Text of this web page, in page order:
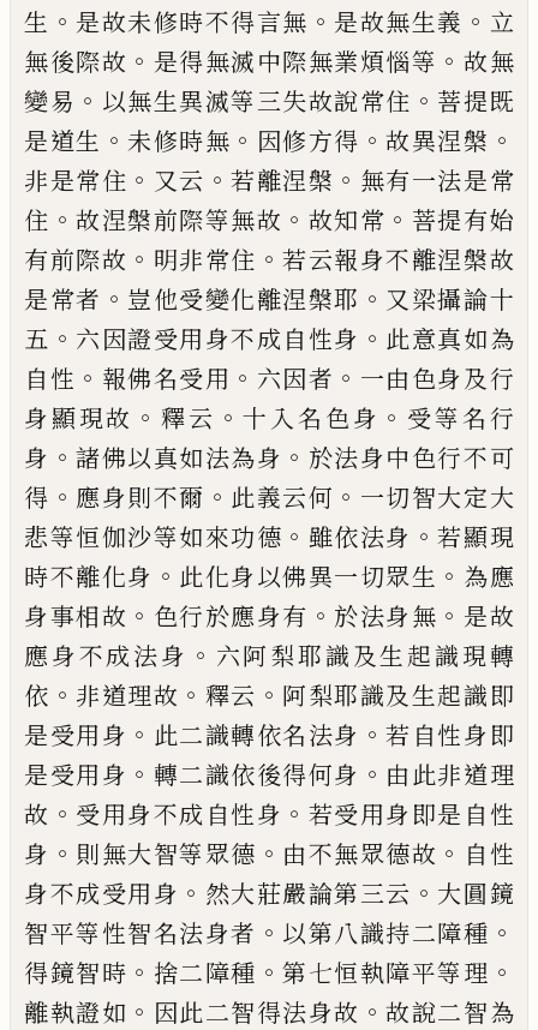
生 。 是故未修時不得言無 。 是故無生義 。 立
無後際故 。 是得無滅中際無業煩惱等 。 故無
變易 。 以無生異滅等三失故說常住 。 菩提既
是道生 。 未修時無 。 因修方得 。故異涅槃 。
非是常住 。 又云 。若離涅槃 。 無有一法是常
住 。故涅槃前際等無故 。 故知常 。 菩提有始
有前際故 。 明非常住 。若云報身不離涅槃故
是常者 。 豈他受變化離涅槃耶 。 又梁攝論十
五 。 六因證受用身不成自性身 。 此意真如為
自性 。 報佛名受用 。 六因者 。 一由色身及行
身顯現故 。 釋云 。十入名 色身 。 受等名行
身 。諸佛以真如法為身 。 於法身中色行不可
得 。 應身則不爾 。 此義云何 。 一切智大定大
悲等恒伽沙等如來功德 。 雖依法身 。若顯現
時不離化身 。 此化身以佛異一切眾生 。 為應
身事相故 。 色行於應身有 。 於法身無 。 是故
應身不成法身 。 六阿梨耶識及生 起識現轉
依 。 非道理故 。 釋云 。 阿梨耶識及生起識即
是受用身 。 此二識轉依名法身 。若 自性身即
是受用身 。 轉二識依後得何身 。 由此非道理
故 。 受用身不成自性身 。 若受用身即是自性
身 。 則無大智等眾德 。 由不無眾德故 。 自性
身不成受用身 。 然大莊嚴論第三云 。 大圓鏡
智平等性智名法身者 。 以第八識持二障種 。
得鏡智時 。 捨二障種 。第七恒執障平等理 。
離執證如 。 因此二智得法身故 。故說二智為